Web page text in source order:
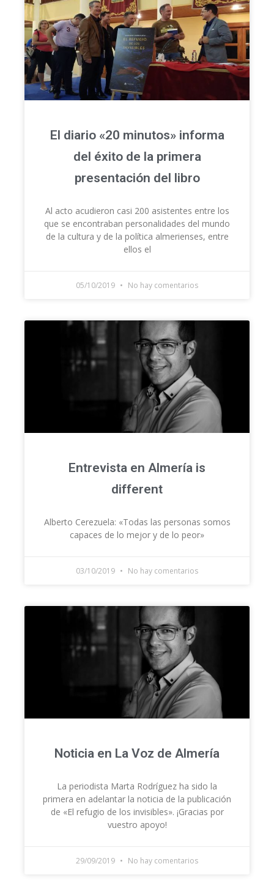
El diario «20 minutos» informa
del éxito de la primera
presentación del libro
Al acto acudieron casi 200 asistentes entre los
que se encontraban personalidades del mundo
de la cultura y de la política almerienses, entre
ellos el
05/10/2019 No hay comentarios
Entrevista en Almería is
different
Alberto Cerezuela: «Todas las personas somos
capaces de lo mejor y de lo peor»
03/10/2019 No hay comentarios
Noticia en La Voz de Almería
La periodista Marta Rodríguez ha sido la
primera en adelantar la noticia de la publicación
de «El refugio de los invisibles». ¡Gracias por
vuestro apoyo!
29/09/2019 No hay comentarios